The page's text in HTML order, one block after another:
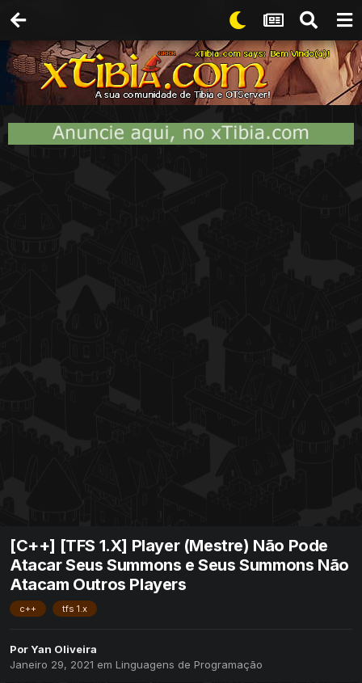
[C++] [TFS 1.X] Player (Mestre) Não Pode
Atacar Seus Summons e Seus Summons Não
Atacam Outros Players
c++ tfs 1.x
PorYan Oliveira
Janeiro 29, 2021 em Linguagens de Programação